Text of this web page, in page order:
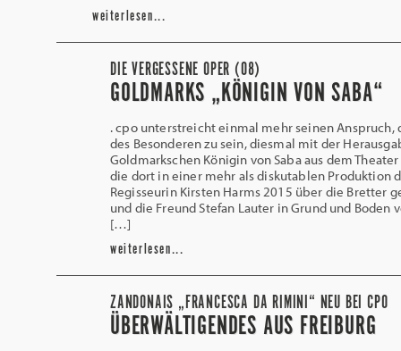
weiterlesen...
DIE VERGESSENE OPER (08)
GOLDMARKS „KÖNIGIN VON SABA“
. cpo unterstreicht einmal mehr seinen Anspruch,
des Besonderen zu sein, diesmal mit der
Goldmarkschen Königin von Saba aus dem
die dort in einer mehr als diskutablen Produktion
Regisseurin Kirsten Harms 2015 über die Bretter
und die Freund Stefan Lauter in Grund und Boden
[…]
weiterlesen...
ZANDONAIS „FRANCESCA DA RIMINI“ NEU BEI CPO
ÜBERWÄLTIGENDES AUS FREIBURG